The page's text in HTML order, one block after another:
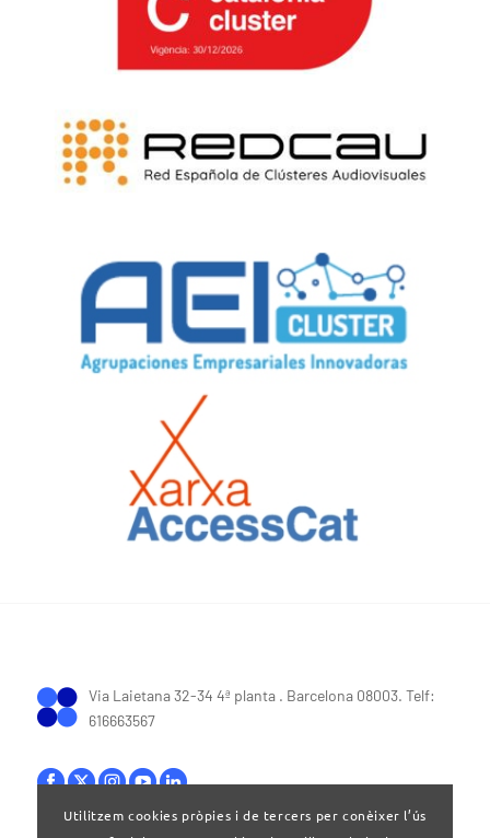
Via Laietana 32-34 4ª planta . Barcelona 08003. Telf:
616663567
Utilitzem cookies pròpies i de tercers per conèixer l’ús